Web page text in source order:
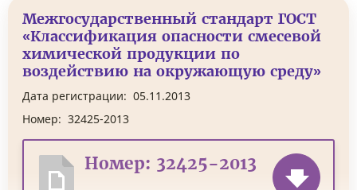
Межгосударственный стандарт ГОСТ
«Классификация опасности смесевой
химической продукции по
воздействию на окружающую среду»
Дата регистрации: 05.11.2013
Номер: 32425-2013
Номер: 32425-2013